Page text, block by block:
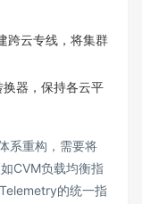
跨云专线，将集群
换器，保持各云平
系重构，需要将
CVM负载均衡指
的统一指